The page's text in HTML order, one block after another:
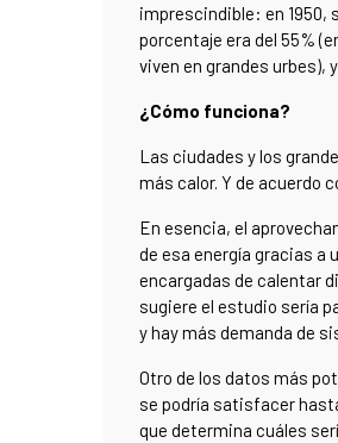
imprescindible: en 1950,
porcentaje era del 55%
viven en grandes urbes),
¿Cómo funciona?
Las ciudades y los
más calor. Y de acuerdo
En esencia, el
de esa energía gracias a
encargadas de calentar
sugiere el estudio sería
y hay más demanda de
Otro de los datos más
se podría satisfacer
que determina cuáles